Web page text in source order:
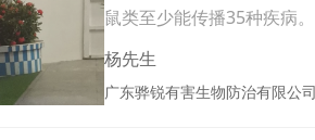
鼠类至少能传播35种疾病
等。
杨先生
广东骅锐有害生物防治有限公司